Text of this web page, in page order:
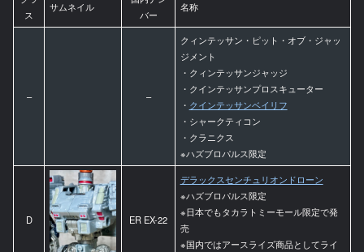
ス
サムネイル
バー
名称
– –
クィンテッサン・ピット・オブ・ジャッ
ジメント
・クィンテッサンジャッジ
・クインテッサンプロスキューター
・ クインテッサンベイリフ
・シャークティコン
・クラニクス
※ハズブロパルス限定
D ER EX-22
デラックスセンチュリオンドローン
※ハズブロパルス限定
※日本でもタカラトミーモール限定で発
売
※国内ではアースライズ商品としてライ